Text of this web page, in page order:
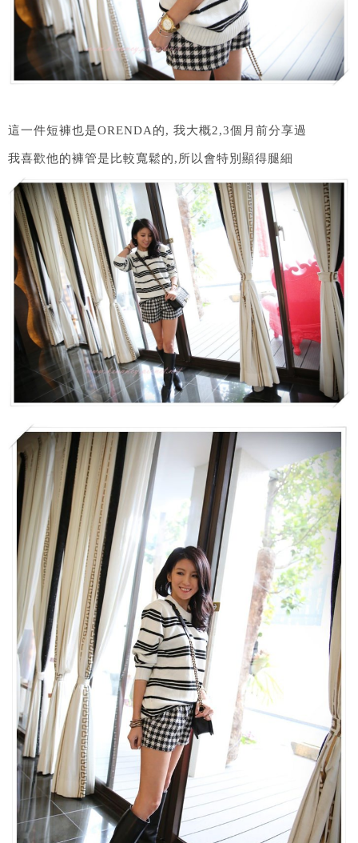
這一件短褲也是ORENDA的, 我大概2,3個月前分享過
我喜歡他的褲管是比較寬鬆的,所以會特別顯得腿細